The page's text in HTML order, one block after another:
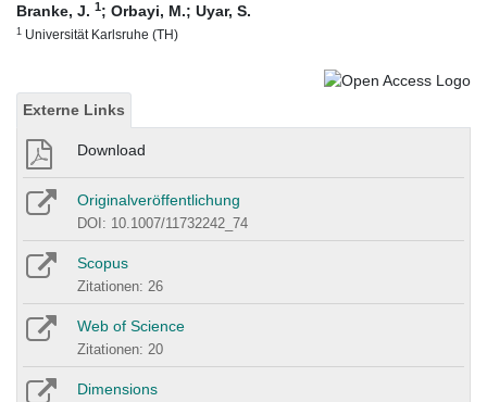
Branke, J. 1; Orbayi, M.; Uyar, S.
1 Universität Karlsruhe (TH)
Externe Links
Download
Originalveröffentlichung
DOI: 10.1007/11732242_74
Scopus
Zitationen: 26
Web of Science
Zitationen: 20
Dimensions